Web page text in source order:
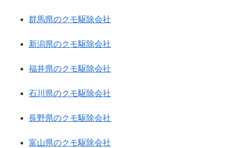
群馬県のクモ駆除会社
新潟県のクモ駆除会社
福井県のクモ駆除会社
石川県のクモ駆除会社
長野県のクモ駆除会社
富山県のクモ駆除会社